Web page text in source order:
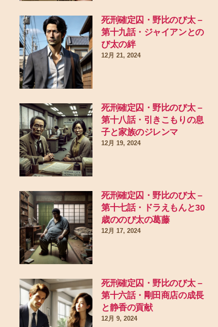
死刑確定囚・野比のび太 –
第十九話・ジャイアンとの
び太の絆
12月 21, 2024
死刑確定囚・野比のび太 –
第十八話・引きこもりの息
子と家族のジレンマ
12月 19, 2024
死刑確定囚・野比のび太 –
第十七話・ドラえもんと30
歳ののび太の葛藤
12月 17, 2024
死刑確定囚・野比のび太 –
第十六話・剛田商店の成長
と静香の貢献
12月 9, 2024